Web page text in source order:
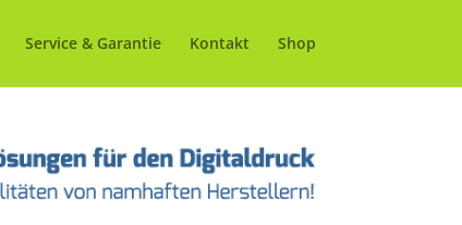
Service & Garantie Kontakt Shop